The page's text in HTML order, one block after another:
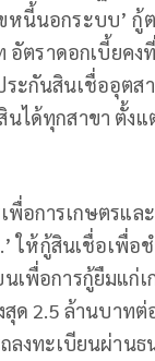
นี้นอกระบบ’ กู้
อัตราดอกเบี้ยคง
ะกันสินเชื่ออุตส
ได้ทุกสาขา ตั้ง
พื่อการเกษตรแล
ให้กู้สินเชื่อเพื่
เพื่อการกู้ยืมแก่
ด 2.5 ล้านบาท
ลงทะเบียนผ่าน